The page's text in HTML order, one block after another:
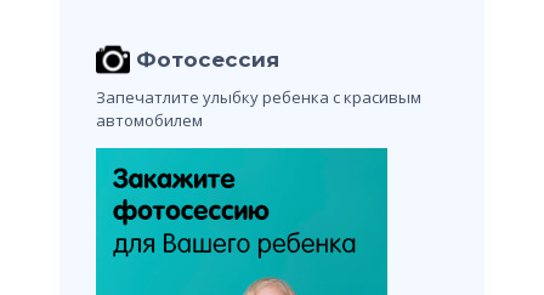
Фотосессия
Запечатлите улыбку ребенка с красивым
автомобилем